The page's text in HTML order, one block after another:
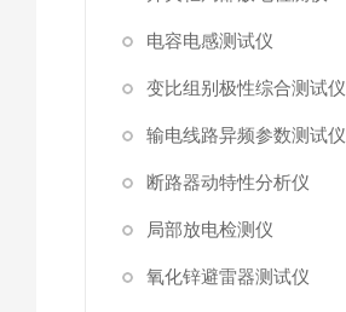
电容电感测试仪
变比组别极性综合测试仪
输电线路异频参数测试仪
断路器动特性分析仪
局部放电检测仪
氧化锌避雷器测试仪